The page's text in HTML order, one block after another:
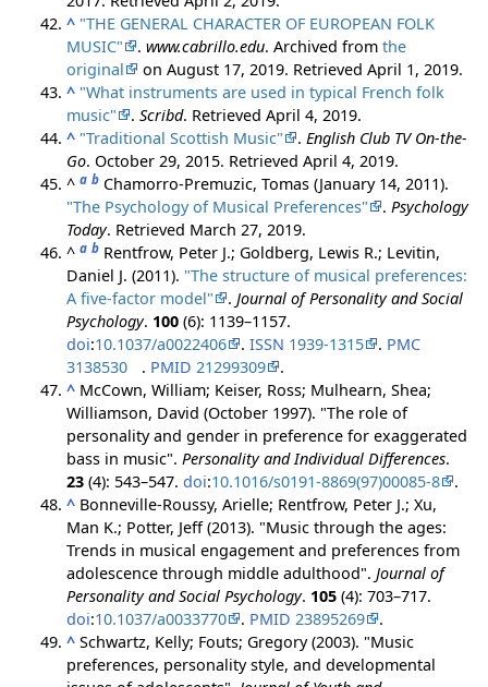
^ "THE GENERAL CHARACTER OF EUROPEAN FOLK
MUSIC"
.www.cabrillo.edu. Archived fromthe
original
on August 17, 2019. RetrievedApril 1, 2019.
^ "What instruments are used in typical French folk
music"
.Scribd. RetrievedApril 4, 2019.
^ "Traditional Scottish Music" .English Club TV On-the-
Go. October 29, 2015. RetrievedApril 4, 2019.
^a b Chamorro-Premuzic, Tomas (January 14, 2011).
"The Psychology of Musical Preferences"
.Psychology
Today. Retrieved March 27, 2019.
^a b Rentfrow, Peter J.; Goldberg, Lewis R.; Levitin,
Daniel J. (2011). "The structure of musical preferences:
A five-factor model"
.Journal of Personality and Social
Psychology. 100 (6): 1139–1157.
doi:10.1037/a0022406 .ISSN 1939-1315 . PMC
3138530
. PMID 21299309
.
^ McCown, William; Keiser, Ross; Mulhearn, Shea;
Williamson, David (October 1997). "The role of
personality and gender in preference for exaggerated
bass in music".Personality and Individual Differences.
23 (4): 543–547.doi:10.1016/s0191-8869(97)00085-8
.
^ Bonneville-Roussy, Arielle; Rentfrow, Peter J.; Xu,
Man K.; Potter, Jeff (2013). "Music through the ages:
Trends in musical engagement and preferences from
adolescence through middle adulthood".Journal of
Personality and Social Psychology. 105 (4): 703–717.
doi:10.1037/a0033770 . PMID 23895269
.
^ Schwartz, Kelly; Fouts; Gregory (2003). "Music
preferences, personality style, and developmental